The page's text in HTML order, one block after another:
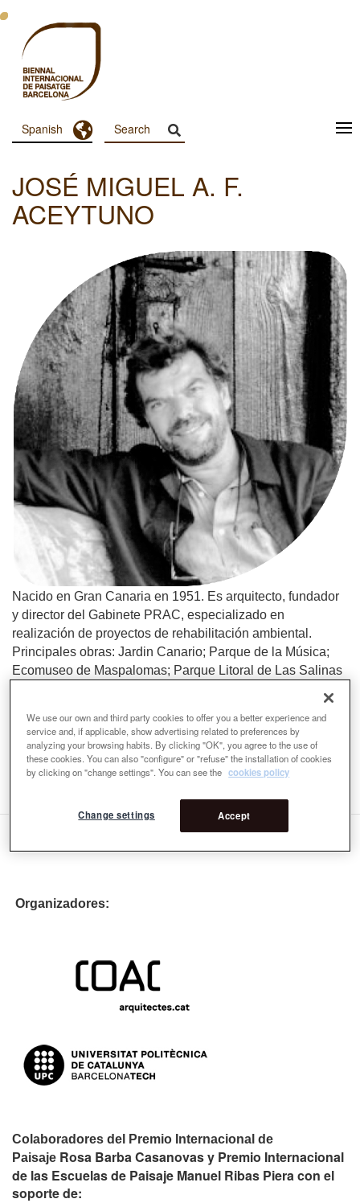
Pasar
contenido
principal
Menu
Principal
Dashboard
Spanish Toggle Dropdown
JOSÉ MIGUEL A. F.
ACEYTUNO
Nacido en Gran Canaria en 1951. Es arquitecto, fundador
y director del Gabinete PRAC, especializado en
realización de proyectos de rehabilitación ambiental.
Principales obras: Jardin Canario; Parque de la Música;
Ecomuseo de Maspalomas; Parque Litoral de Las Salinas
Premi
Ponentes
1a Ponentes
Organizadores:
Colaboradores del Premio Internacional de
Paisaje Rosa Barba Casanovas y Premio Internacional
de las Escuelas de Paisaje Manuel Ribas Piera con el
soporte de:
We use our own and third party cookies to offer you a better experience and
service and, if applicable, show advertising related to preferences by
analyzing your browsing habits. By clicking "OK", you agree to the use of
these cookies. You can also "configure" or "refuse" the installation of cookies
by clicking on "change settings". You can see the cookies policy
Accept
Change settings